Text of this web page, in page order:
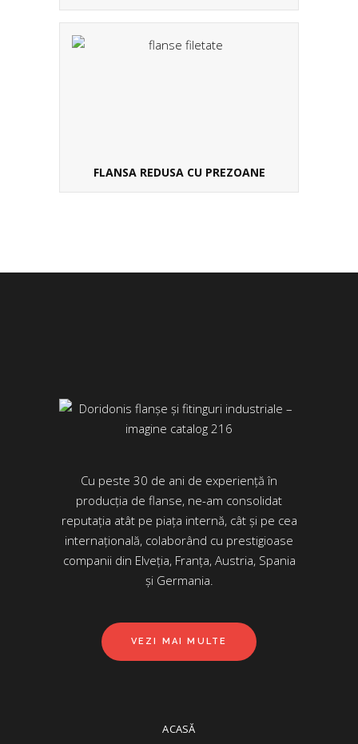
FLANSA REDUSA CU PREZOANE
Cu peste 30 de ani de experiență în
producția de flanse, ne-am consolidat
reputația atât pe piața internă, cât și pe cea
internațională, colaborând cu prestigioase
companii din Elveția, Franța, Austria, Spania
și Germania.
VEZI MAI MULTE
ACASĂ